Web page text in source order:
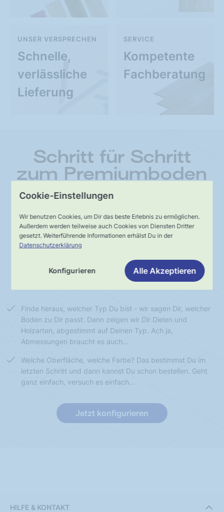
Cookie-Einstellungen
Wir benutzen Cookies, um Dir das beste Erlebnis zu ermöglichen.
Außerdem werden teilweise auch Cookies von Diensten Dritter
gesetzt. Weiterführende Informationen erhälst Du in der
Datenschutzerklärung
Konfigurieren Alle Akzeptieren
Schnelle,
verlässliche
Lieferung
UNSER VERSPRECHEN
Kompetente
Fachberatung
SERVICE
Schritt für Schritt
zum Premiumboden
Typ bestimmen Diele wählen
Diele individualisieren Boden bestellen
Finde heraus, welcher Typ Du bist - wir sagen Dir, welcher
Boden zu Dir passt. Dann zeigen wir Dir Dielen und
Holzarten, abgestimmt auf Deinen Typ. Ach ja,
Abmessungen braucht es auch…
Welche Oberfläche, welche Farbe? Das bestimmst Du im
letzten Schritt und dann kannst Du schon bestellen. Geht
ganz einfach, versuch es einfach…
Jetzt konfigurieren
HILFE & KONTAKT